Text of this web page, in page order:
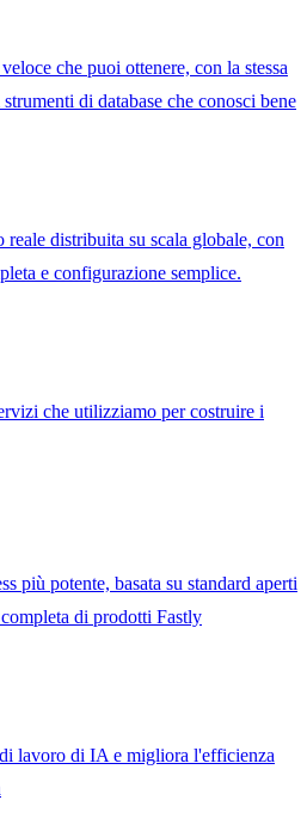
che puoi ottenere, con la stessa
di database che conosci bene
reale distribuita su scala globale, con
e configurazione semplice.
che utilizziamo per costruire i
più potente, basata su standard aperti
di prodotti Fastly
lavoro di IA e migliora l'efficienza